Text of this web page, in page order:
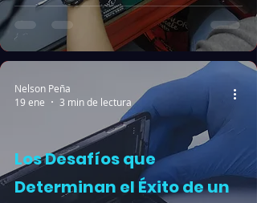
Los Desafíos que
Determinan el Éxito de un
Nelson Peña
19 ene
3 min de lectura